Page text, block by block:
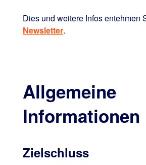
Dies und weitere Infos entehmen
Newsletter.
Allgemeine
Informationen
Zielschluss